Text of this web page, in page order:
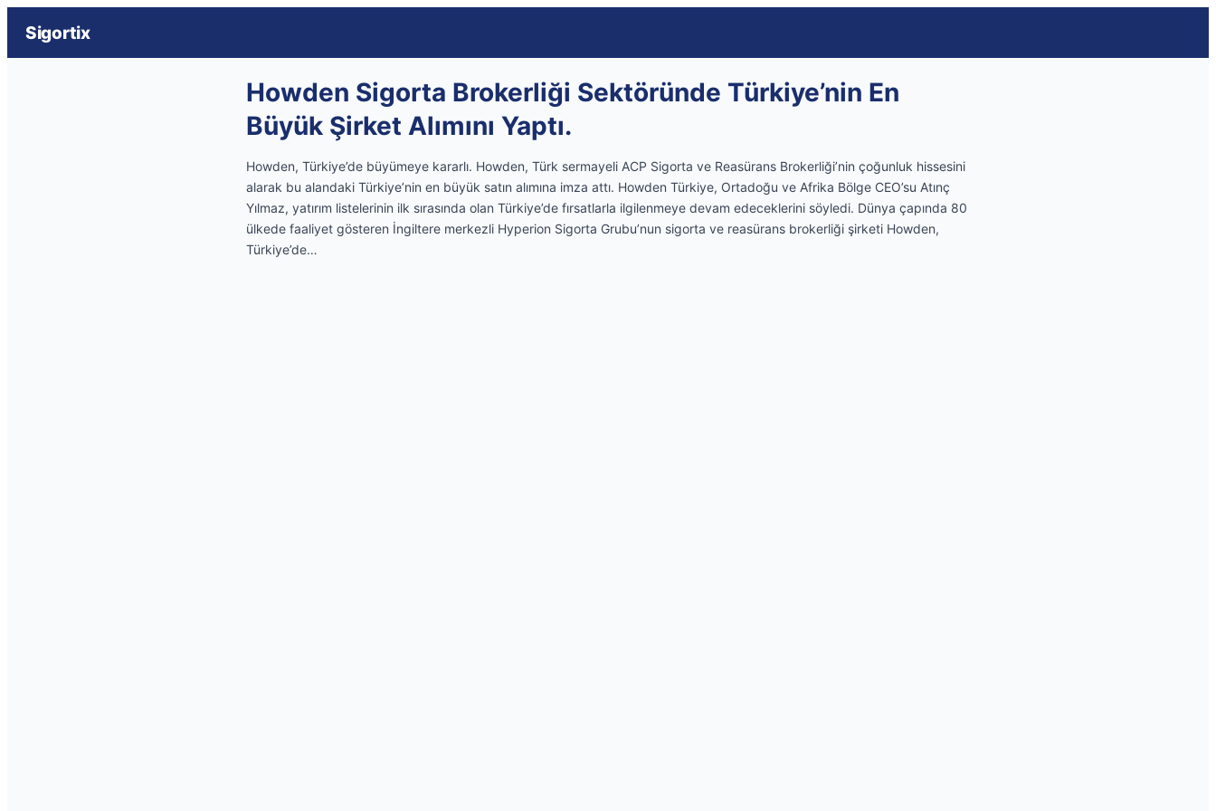
Sigortix
Howden Sigorta Brokerliği Sektöründe Türkiye’nin En
Büyük Şirket Alımını Yaptı.
Howden, Türkiye’de büyümeye kararlı. Howden, Türk sermayeli ACP Sigorta ve Reasürans Brokerliği’nin çoğunluk hissesini
alarak bu alandaki Türkiye’nin en büyük satın alımına imza attı. Howden Türkiye, Ortadoğu ve Afrika Bölge CEO’su Atınç
Yılmaz, yatırım listelerinin ilk sırasında olan Türkiye’de fırsatlarla ilgilenmeye devam edeceklerini söyledi. Dünya çapında 80
ülkede faaliyet gösteren İngiltere merkezli Hyperion Sigorta Grubu’nun sigorta ve reasürans brokerliği şirketi Howden,
Türkiye’de…